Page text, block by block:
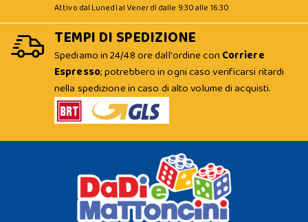
Attivo dal Lunedì al Venerdì dalle 9:30 alle 16:30
TEMPI DI SPEDIZIONE
Spediamo in 24/48 ore dall'ordine con Corriere
Espresso; potrebbero in ogni caso verificarsi ritardi
nella spedizione in caso di alto volume di acquisti.